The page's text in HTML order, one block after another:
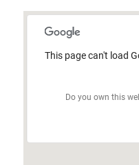
This page can't load
Do you own this